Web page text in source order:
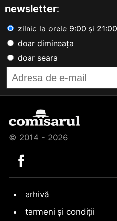
newsletter:
zilnic la orele 9:00 și 21:00
doar dimineața
doar seara
© 2014 - 2026
arhivă
termeni și condiții